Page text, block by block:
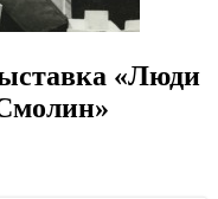
«Люди